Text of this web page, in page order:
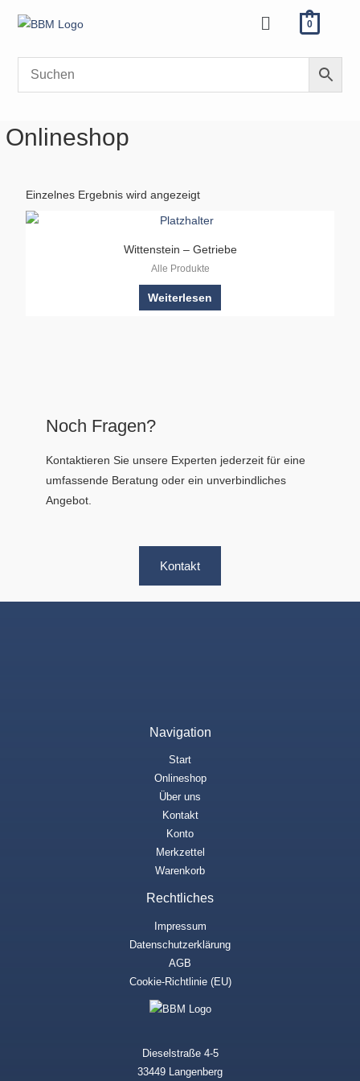
Inhalt
Menü 0
Onlineshop
Einzelnes Ergebnis wird angezeigt
Wittenstein – Getriebe
Alle Produkte
Weiterlesen
Noch Fragen?
Kontaktieren Sie unsere Experten jederzeit für eine
umfassende Beratung oder ein unverbindliches
Angebot.
Kontakt
Navigation
Start
Onlineshop
Über uns
Kontakt
Konto
Merkzettel
Warenkorb
Rechtliches
Impressum
Datenschutzerklärung
AGB
Cookie-Richtlinie (EU)
Dieselstraße 4-5
33449 Langenberg